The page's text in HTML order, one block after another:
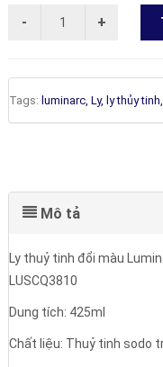
Tags: luminarc, Ly, ly thủy tinh,
Mô tả
Ly thuỷ tinh đổi màu
LUSCQ3810
Dung tích: 425ml
Chất liệu: Thuỷ tinh sodo